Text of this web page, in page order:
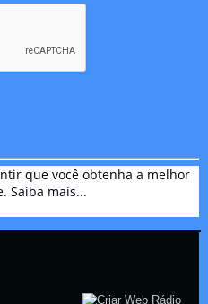
que você obtenha a melhor
Saiba mais...